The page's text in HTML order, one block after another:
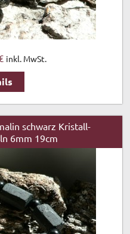
inkl. MwSt.
schwarz Kristall-
6mm 19cm